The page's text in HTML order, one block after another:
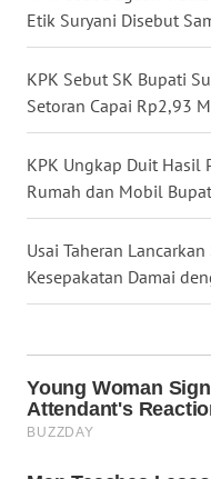
Etik Suryani Disebut
KPK Sebut SK Bupati
Setoran Capai Rp2,93
KPK Ungkap Duit Hasil
Rumah dan Mobil
Usai Taheran
Kesepakatan Damai
WN
KALBAR
WN
KALTENG
WN
KALTARA
WN
WN
KALTIM
WN